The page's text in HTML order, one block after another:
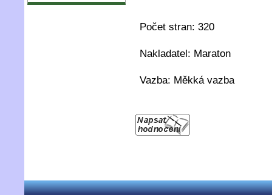
Počet stran: 320
Nakladatel: Maraton
Vazba: Měkká vazba